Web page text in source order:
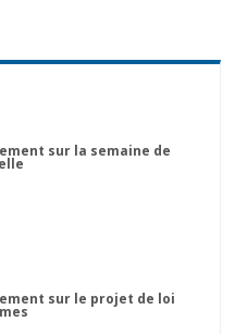
sur la semaine de
sur le projet de loi